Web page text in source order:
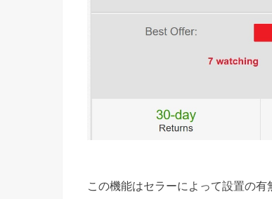
この機能はセラーによって設置の